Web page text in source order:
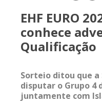
EHF EURO
conhece
Qualificação
Sorteio ditou que a
disputar o Grupo 4
juntamente com